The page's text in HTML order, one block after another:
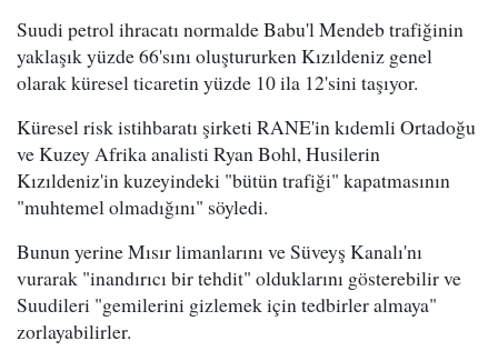
Suudi petrol ihracatı normalde Babu'l Mendeb trafiğinin
yaklaşık yüzde 66'sını oluştururken Kızıldeniz genel
olarak küresel ticaretin yüzde 10 ila 12'sini taşıyor.
Küresel risk istihbaratı şirketi RANE'in kıdemli Ortadoğu
ve Kuzey Afrika analisti Ryan Bohl, Husilerin
Kızıldeniz'in kuzeyindeki "bütün trafiği" kapatmasının
"muhtemel olmadığını" söyledi.
Bunun yerine Mısır limanlarını ve Süveyş Kanalı'nı
vurarak "inandırıcı bir tehdit" olduklarını gösterebilir ve
Suudileri "gemilerini gizlemek için tedbirler almaya"
zorlayabilirler.